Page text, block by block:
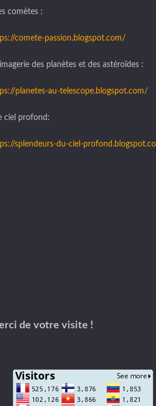
comètes :
comete-passion.blogspot.com/
des planètes et des astéroïdes :
planetes-au-telescope.blogspot.com/
ciel profond:
splendeurs-du-ciel-
de votre visite !